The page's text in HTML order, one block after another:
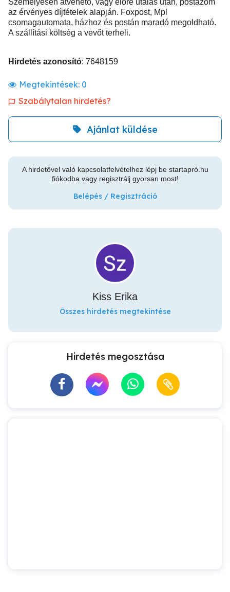
Személyesen átvehető, vagy előre utalás után, postázom
az érvényes díjtételek alapján. Foxpost, Mpl
csomagautomata, házhoz és postán maradó megoldható.
A szállítási költség a vevőt terheli.
Hirdetés azonosító: 7648159
Megtekintések: 0
Szabálytalan hirdetés?
Ajánlat küldése
A hirdetővel való kapcsolatfelvételhez lépj be startapró.hu
fiókodba vagy regisztrálj gyorsan most!
Belépés / Regisztráció
Kiss Erika
Összes hirdetés megtekintése
Hirdetés megosztása